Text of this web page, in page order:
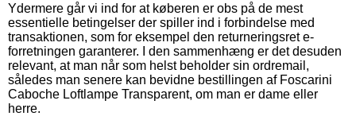
Ydermere går vi ind for at køberen er obs på de mest
essentielle betingelser der spiller ind i forbindelse med
transaktionen, som for eksempel den returneringsret e-
forretningen garanterer. I den sammenhæng er det desuden
relevant, at man når som helst beholder sin ordremail,
således man senere kan bevidne bestillingen af Foscarini
Caboche Loftlampe Transparent, om man er dame eller
herre.